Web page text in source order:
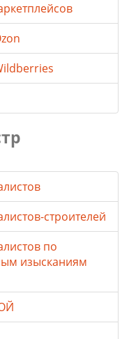
строителей
по
изысканиям